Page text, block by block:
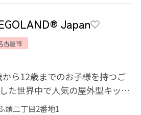
Japan
古屋市
から12歳までのお子様を持つご
た世界中で人気の屋外型キッズ
年4月1日に名古...
頭二丁目2番地1